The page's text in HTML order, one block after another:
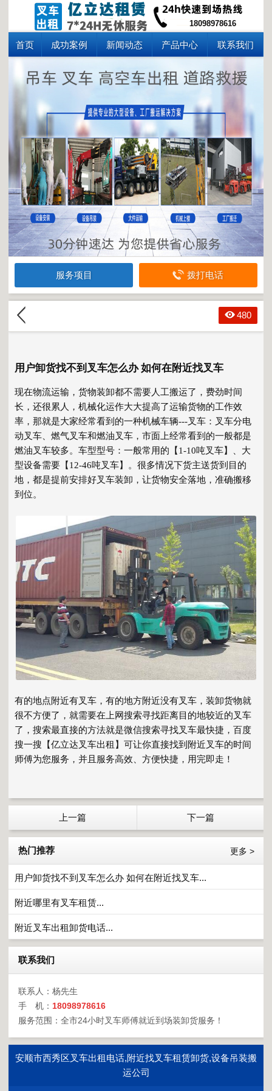
18098978616
首页 成功案例 新闻动态 产品中心 联系我们
服务项目 拨打电话
480
用户卸货找不到叉车怎么办 如何在附近找叉车
现在物流运输，货物装卸都不需要人工搬运了，费劲时间
长，还很累人，机械化运作大大提高了运输货物的工作效
率，那就是大家经常看到的一种机械车辆---叉车：叉车分电
动叉车、燃气叉车和燃油叉车，市面上经常看到的一般都是
燃油叉车较多。车型型号：一般常用的【1-10吨叉车】、大
型设备需要【12-46吨叉车】。很多情况下货主送货到目的
地，都是提前安排好叉车装卸，让货物安全落地，准确搬移
到位。
有的地点附近有叉车，有的地方附近没有叉车，装卸货物就
很不方便了，就需要在上网搜索寻找距离目的地较近的叉车
了，搜索最直接的方法就是微信搜索寻找叉车最快捷，百度
搜一搜【亿立达叉车出租】可让你直接找到附近叉车的时间
师傅为您服务，并且服务高效、方便快捷，用完即走！
上一篇 下一篇
热门推荐 更多 >
用户卸货找不到叉车怎么办 如何在附近找叉车...
附近哪里有叉车租赁...
附近叉车出租卸货电话...
联系我们
联系人：杨先生
手 机： 18098978616
服务范围：全市24小时叉车师傅就近到场装卸货服务！
安顺市西秀区叉车出租电话,附近找叉车租赁卸货,设备吊装搬
运公司